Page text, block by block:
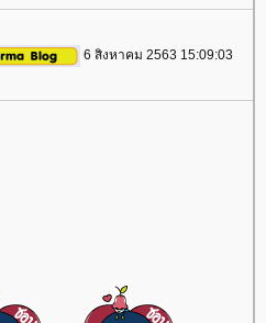
6 สิงหาคม 2563 15:09:03